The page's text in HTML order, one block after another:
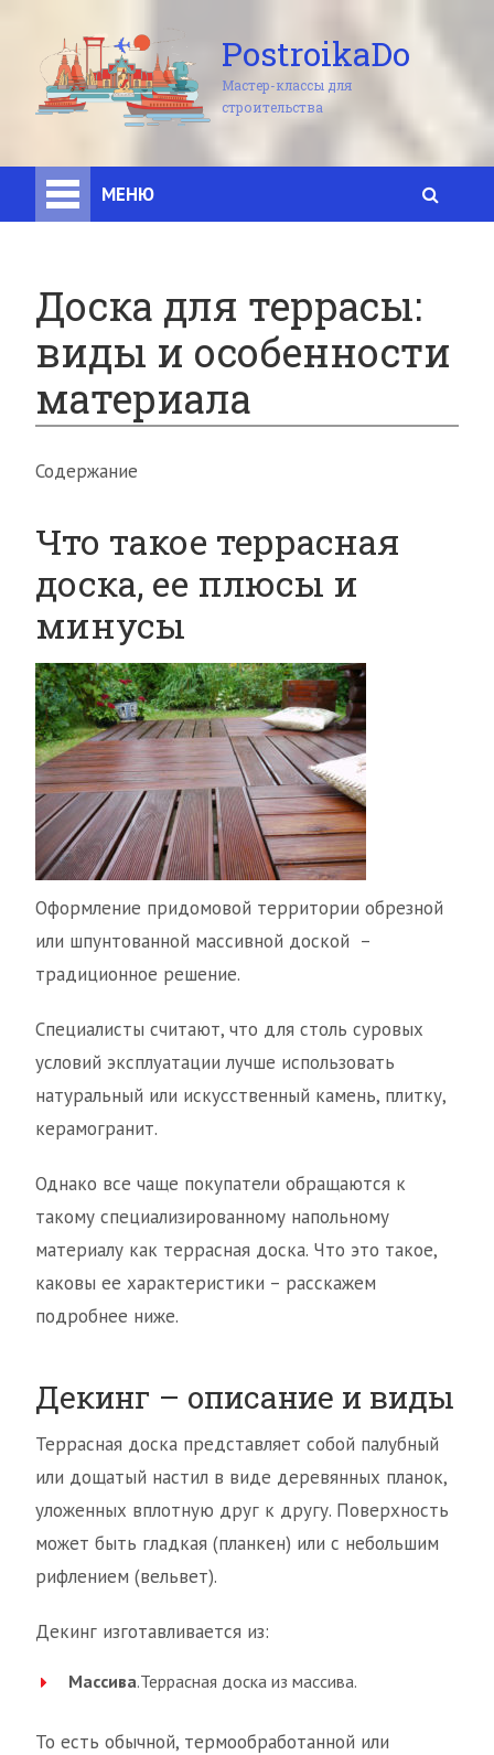
PostroikaDo
Мастер-классы для
строительства
МЕНЮ
Доска для террасы:
виды и особенности
материала
Содержание
Что такое террасная
доска, ее плюсы и
минусы
Оформление придомовой территории обрезной
или шпунтованной массивной доской –
традиционное решение.
Специалисты считают, что для столь суровых
условий эксплуатации лучше использовать
натуральный или искусственный камень, плитку,
керамогранит.
Однако все чаще покупатели обращаются к
такому специализированному напольному
материалу как террасная доска. Что это такое,
каковы ее характеристики – расскажем
подробнее ниже.
Декинг – описание и виды
Террасная доска представляет собой палубный
или дощатый настил в виде деревянных планок,
уложенных вплотную друг к другу. Поверхность
может быть гладкая (планкен) или с небольшим
рифлением (вельвет).
Декинг изготавливается из:
Массива.Террасная доска из массива.
То есть обычной, термообработанной или